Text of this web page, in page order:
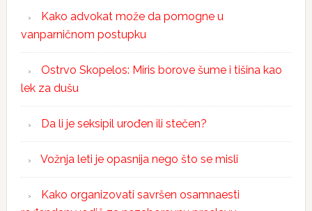
Kako advokat može da pomogne u
vanparničnom postupku
Ostrvo Skopelos: Miris borove šume i tišina kao
lek za dušu
Da li je seksipil urođen ili stečen?
Vožnja leti je opasnija nego što se misli
Kako organizovati savršen osamnaesti